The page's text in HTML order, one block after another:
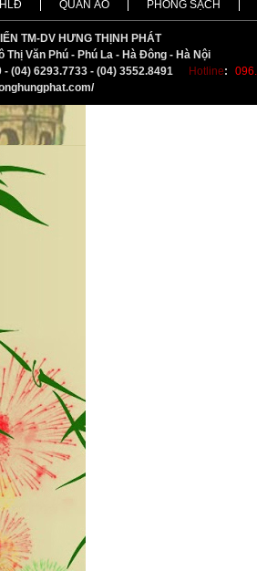
QUẦN ÁO PHÒNG SẠCH
TM-DV HƯNG THỊNH PHÁT
Thị Văn Phú - Phú La - Hà Đông - Hà Nội
(04) 6293.7733 - (04) 3552.8491
Hotline: